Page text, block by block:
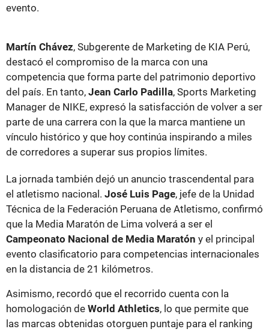
evento.
Martín Chávez, Subgerente de Marketing de KIA Perú,
destacó el compromiso de la marca con una
competencia que forma parte del patrimonio deportivo
del país. En tanto, Jean Carlo Padilla, Sports Marketing
Manager de NIKE, expresó la satisfacción de volver a ser
parte de una carrera con la que la marca mantiene un
vínculo histórico y que hoy continúa inspirando a miles
de corredores a superar sus propios límites.
La jornada también dejó un anuncio trascendental para
el atletismo nacional. José Luis Page, jefe de la Unidad
Técnica de la Federación Peruana de Atletismo, confirmó
que la Media Maratón de Lima volverá a ser el
Campeonato Nacional de Media Maratón y el principal
evento clasificatorio para competencias internacionales
en la distancia de 21 kilómetros.
Asimismo, recordó que el recorrido cuenta con la
homologación de World Athletics, lo que permite que
las marcas obtenidas otorguen puntaje para el ranking